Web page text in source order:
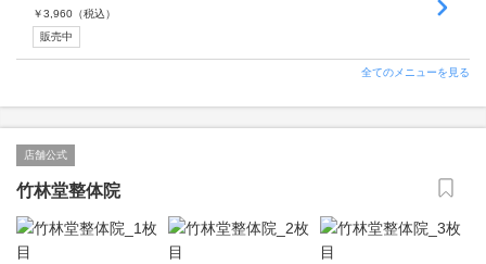
￥3,960 （税込）
販売中
全てのメニューを見る
店舗公式
竹林堂整体院